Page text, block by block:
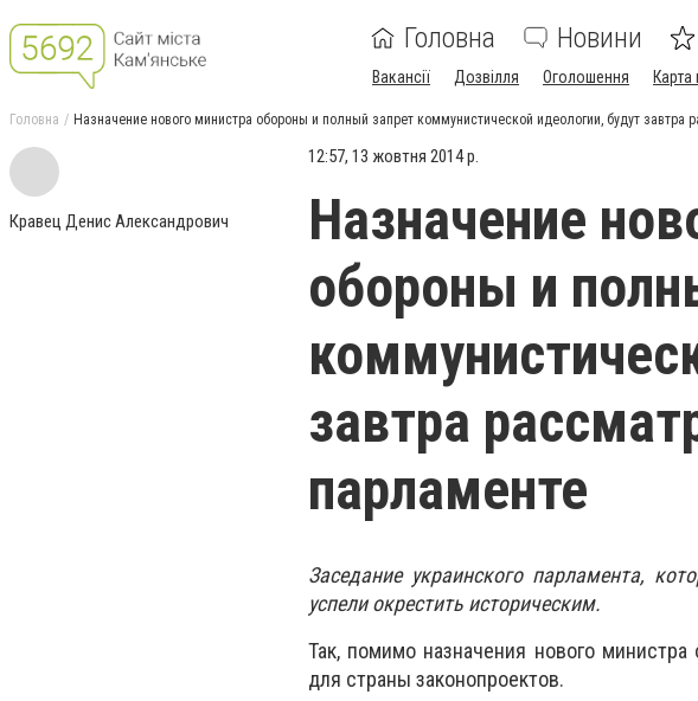
Головна Новини
Вакансії Дозвілля Оголошення Карта
Головна Назначение нового министра обороны и полный запрет коммунистической идеологии, будут завтра
Кравец Денис Александрович
12:57, 13 жовтня 2014 р.
Назначение
обороны и
завтра
парламенте
Заседание украинского парламента,
успели окрестить историческим.
Так, помимо назначения нового
для страны законопроектов.